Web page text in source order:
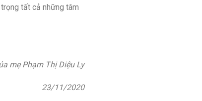
tất cả những tâm
mẹ Phạm Thị Diệu Ly
23/11/2020